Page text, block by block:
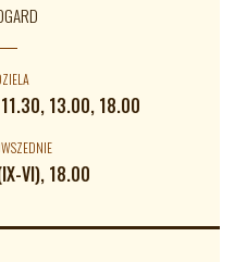
13.00, 18.00
VI), 18.00